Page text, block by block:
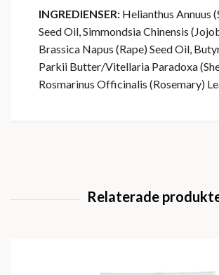
INGREDIENSER: Helianthus Annuus
Seed Oil, Simmondsia Chinensis
Brassica Napus (Rape) Seed Oil,
Parkii Butter/Vitellaria Paradoxa
Rosmarinus Officinalis (Rosemary)